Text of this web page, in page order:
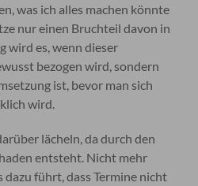
was ich alles machen könnte
nur einen Bruchteil davon in
wird es, wenn dieser
bezogen wird, sondern
ist, bevor man sich
wird.
lächeln, da durch den
entsteht. Nicht mehr
dazu führt, dass Termine nicht